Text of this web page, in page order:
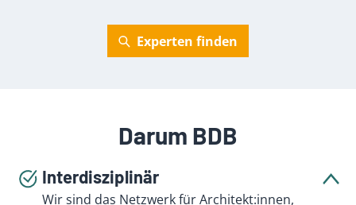
Experten finden
Darum BDB
Interdisziplinär
Wir sind das Netzwerk für Architekt:innen,